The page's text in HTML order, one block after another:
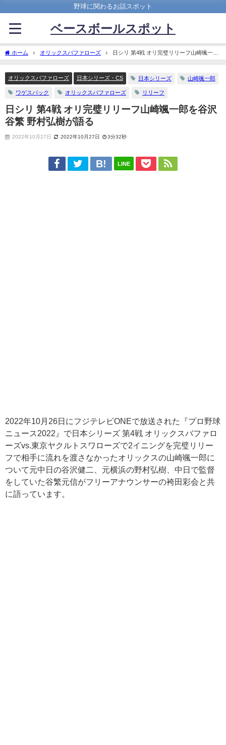
野球に関わるお話スポット
ベースボールスポット
ホーム オリックスバファローズ
日シリ 第4戦 オリ完璧リリーフ山崎颯一郎
を谷沢 谷繁 野村弘樹が語る
オリックスバファローズ 日本シリーズ・CS 日本シリーズ 山崎颯一郎
ワゲスパック オリックスバファローズ リリーフ
日シリ 第4戦 オリ完璧リリーフ山崎颯一郎を谷沢
谷繁 野村弘樹が語る
2022年10月27日 2022年10月27日 3分32秒
LINE
2022年10月26日にフジテレビONEで放送された『プロ野球
ニュース2022』で日本シリーズ 第4戦 オリックスバファロ
ーズvs.東京ヤクルトスワローズで2イニングを完璧リリー
フで相手に流れを渡さなかったオリックスの山崎颯一郎に
ついて元中日の谷沢健二、元横浜の野村弘樹、中日で監督
をしていた谷繁元信がフリーアナウンサーの袴田彩会と共
に語っています。